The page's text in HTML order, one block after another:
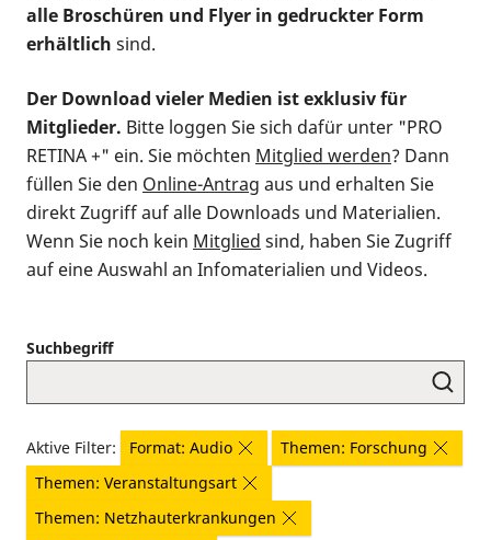
alle Broschüren und Flyer in gedruckter Form
erhältlich sind.
Der Download vieler Medien ist exklusiv für
Mitglieder. Bitte loggen Sie sich dafür unter "PRO
RETINA +" ein. Sie möchten Mitglied werden? Dann
füllen Sie den Online-Antrag aus und erhalten Sie
direkt Zugriff auf alle Downloads und Materialien.
Wenn Sie noch kein Mitglied sind, haben Sie Zugriff
auf eine Auswahl an Infomaterialien und Videos.
Suchbegriff
Aktive Filter: Format: Audio
Themen: Forschung
Themen: Veranstaltungsart
Themen: Netzhauterkrankungen